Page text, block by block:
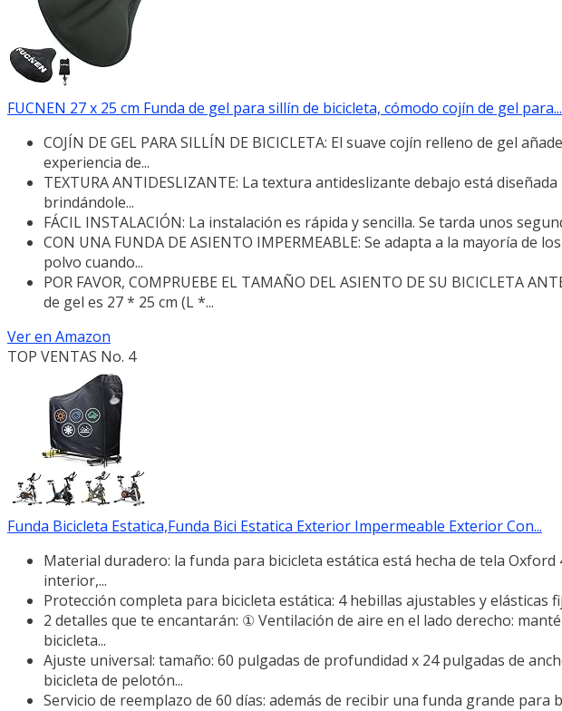
FUCNEN 27 x 25 cm Funda de gel para sillín de bicicleta, cómodo cojín de gel para...
COJÍN DE GEL PARA SILLÍN DE BICICLETA: El suave cojín relleno de gel
experiencia de...
TEXTURA ANTIDESLIZANTE: La textura antideslizante debajo está
brindándole...
FÁCIL INSTALACIÓN: La instalación es rápida y sencilla. Se tarda unos
CON UNA FUNDA DE ASIENTO IMPERMEABLE: Se adapta a la mayoría de
polvo cuando...
POR FAVOR, COMPRUEBE EL TAMAÑO DEL ASIENTO DE SU BICICLETA
de gel es 27 * 25 cm (L *...
Ver en Amazon
TOP VENTAS No. 4
Funda Bicicleta Estatica,Funda Bici Estatica Exterior Impermeable Exterior Con...
Material duradero: la funda para bicicleta estática está hecha de tela
interior,...
Protección completa para bicicleta estática: 4 hebillas ajustables y elásticas
2 detalles que te encantarán: ① Ventilación de aire en el lado derecho:
bicicleta...
Ajuste universal: tamaño: 60 pulgadas de profundidad x 24 pulgadas de
bicicleta de pelotón...
Servicio de reemplazo de 60 días: además de recibir una funda grande para